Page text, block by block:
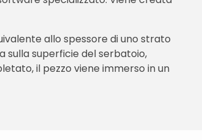
allo spessore di uno strato
sulla superficie del serbatoio,
il pezzo viene immerso in un